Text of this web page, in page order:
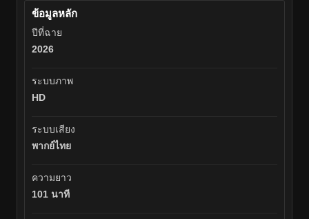
ข้อมูลหลัก
ปีที่ฉาย
2026
ระบบภาพ
HD
ระบบเสียง
พากย์ไทย
ความยาว
101 นาที